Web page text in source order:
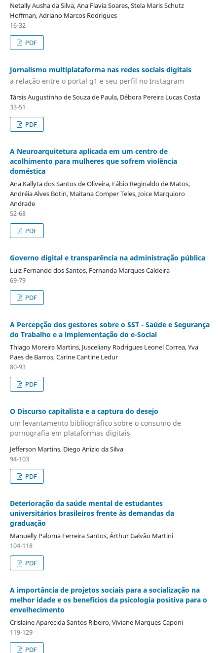
Netally Ausha da Silva, Ana Flavia Soares, Stela Maris Schutz
Hoffman, Adriano Marcos Rodrigues
16-32
PDF
Jornalismo multiplataforma nas redes sociais digitais
a relação entre o portal g1 e seu perfil no Instagram
Társis Augustinho de Souza de Paula, Débora Pereira Lucas Costa
33-51
PDF
A Neuroarquitetura aplicada em um centro de
acolhimento para mulheres que sofrem violência
doméstica
Ana Kallyta dos Santos de Oliveira, Fábio Reginaldo de Matos,
Andréia Alves Botin, Maitana Comper Teles, Joice Marquioro
Andrade
52-68
PDF
Governo digital e transparência na administração pública
Luiz Fernando dos Santos, Fernanda Marques Caldeira
69-79
PDF
A Percepção dos gestores sobre o SST - Saúde e Segurança
do Trabalho e a implementação do e-Social
Thiago Moreira Martins, Jusceliany Rodrigues Leonel Correa, Yva
Paes de Barros, Carine Cantine Ledur
80-93
PDF
O Discurso capitalista e a captura do desejo
um levantamento bibliográfico sobre o consumo de
pornografia em plataformas digitais
Jefferson Martins, Diego Anizio da Silva
94-103
PDF
Deterioração da saúde mental de estudantes
universitários brasileiros frente às demandas da
graduação
Manuelly Paloma Ferreira Santos, Árthur Galvão Martini
104-118
PDF
A importância de projetos sociais para a socialização na
melhor idade e os benefícios da psicologia positiva para o
envelhecimento
Crislaine Aparecida Santos Ribeiro, Viviane Marques Caponi
119-129
PDF